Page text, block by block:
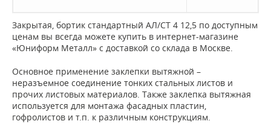
Закрытая, бортик стандартный АЛ/СТ 4 12,5 по доступным
ценам вы всегда можете купить в интернет-магазине
«Юниформ Металл» с доставкой со склада в Москве.
Основное применение заклепки вытяжной –
неразъемное соединение тонких стальных листов и
прочих листовых материалов. Также заклепка вытяжная
используется для монтажа фасадных пластин,
гофролистов и т.п. к различным конструкциям.